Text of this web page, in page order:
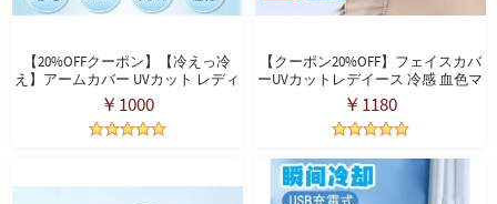
【20%OFFクーポン】【冷えっ冷
え】アームカバー UVカット レディ
ース 接触冷感 腕カバー ひんやり
UPF50+ ロング丈 指掛けタイプ 日焼
け防止 吸汗速乾 紫外線対策 スポー
￥1000
【クーポン20%OFF】フェイスカバ
ーUVカットレデイース 冷感 血色マ
スク 紫外線対策 立体 布 繰り返し使
える しっとり抗菌タイプ 防臭 花粉
通気 夏用 サイズ調整可能 3枚入り
￥1180